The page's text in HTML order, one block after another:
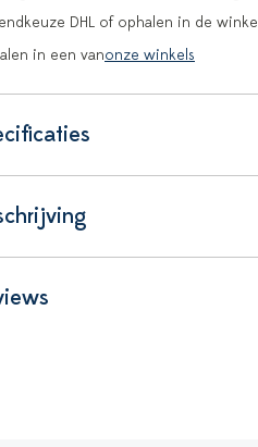
DHL of ophalen in de winkel
in een vanonze winkels